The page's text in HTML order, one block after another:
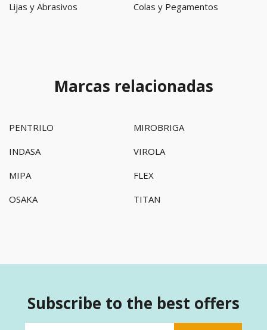
Lijas y Abrasivos
Colas y Pegamentos
Marcas relacionadas
PENTRILO
MIROBRIGA
INDASA
VIROLA
MIPA
FLEX
OSAKA
TITAN
Subscribe to the best offers